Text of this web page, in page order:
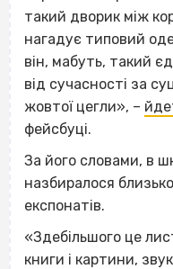
такий дворик між
нагадує типовий
він, мабуть, такий
від сучасності за
жовтої цегли», –
фейсбуці.
За його словами, в
назбиралося
експонатів.
«Здебільшого це
книги і картини,